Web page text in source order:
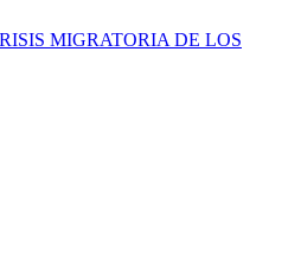
MIGRATORIA DE LOS